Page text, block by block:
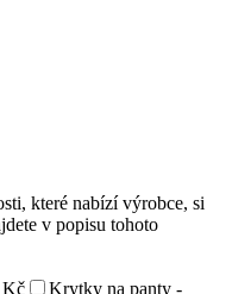
které nabízí výrobce, si
v popisu tohoto
Kč
Krytky na panty -